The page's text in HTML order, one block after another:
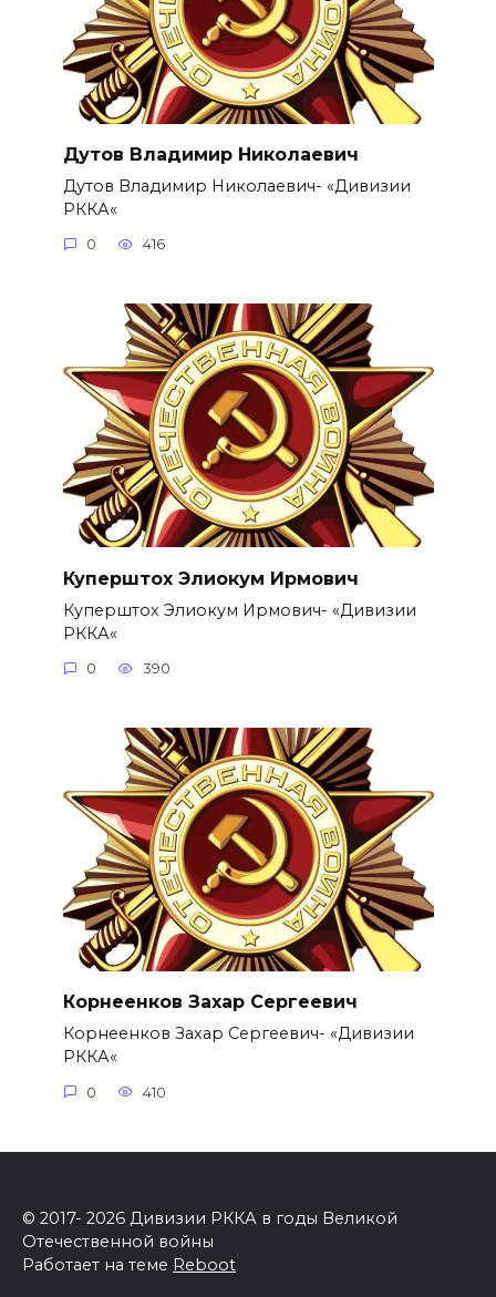
Дутов Владимир Николаевич
Дутов Владимир Николаевич- «Дивизии
РККА«
0 416
Куперштох Элиокум Ирмович
Куперштох Элиокум Ирмович- «Дивизии
РККА«
0 390
Корнеенков Захар Сергеевич
Корнеенков Захар Сергеевич- «Дивизии
РККА«
0 410
© 2017- 2026 Дивизии РККА в годы Великой
Отечественной войны
Работает на теме Reboot